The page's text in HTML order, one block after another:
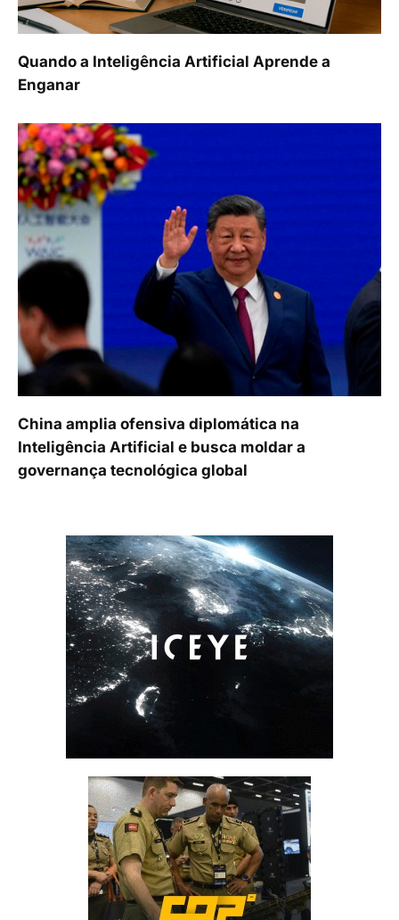
Quando a Inteligência Artificial Aprende a
Enganar
China amplia ofensiva diplomática na
Inteligência Artificial e busca moldar a
governança tecnológica global